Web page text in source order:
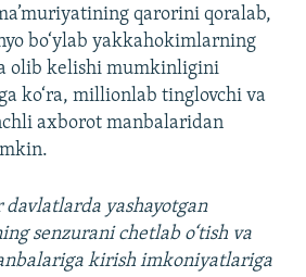
qarorini qoralab,
bo‘ylab yakkahokimlarning
olib kelishi mumkinligini
ko‘ra, millionlab tinglovchi va
axborot manbalaridan
yashayotgan
senzurani chetlab o‘tish va
kirish imkoniyatlariga